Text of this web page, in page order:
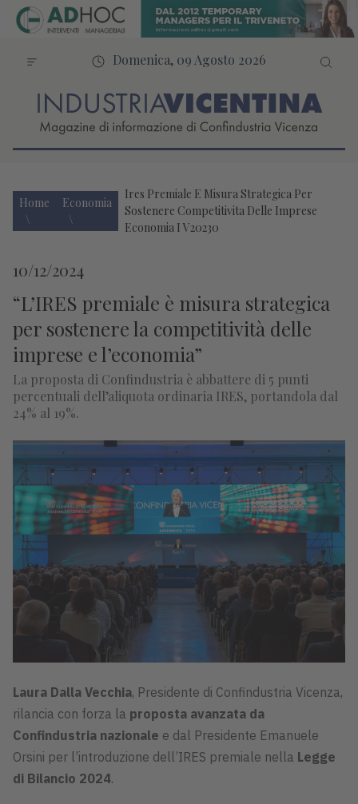
Domenica, 09 Agosto 2026
Home Economia
Ires Premiale E Misura Strategica Per
Sostenere Competitivita Delle Imprese
Economia I V20230
10/12/2024
“L’IRES premiale è misura strategica
per sostenere la competitività delle
imprese e l’economia”
La proposta di Confindustria è abbattere di 5 punti
percentuali dell’aliquota ordinaria IRES, portandola dal
24% al 19%.
Laura Dalla Vecchia, Presidente di Confindustria Vicenza,
rilancia con forza la proposta avanzata da
Confindustria nazionale e dal Presidente Emanuele
Orsini per l’introduzione dell’IRES premiale nella Legge
di Bilancio 2024.